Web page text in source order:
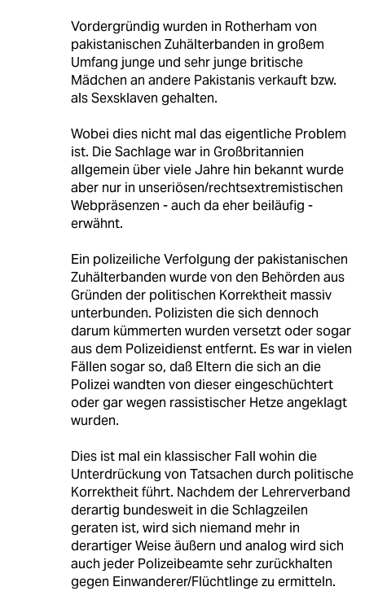
Vordergründig wurden in Rotherham von
pakistanischen Zuhälterbanden in großem
Umfang junge und sehr junge britische
Mädchen an andere Pakistanis verkauft bzw.
als Sexsklaven gehalten.
Wobei dies nicht mal das eigentliche Problem
ist. Die Sachlage war in Großbritannien
allgemein über viele Jahre hin bekannt wurde
aber nur in unseriösen/rechtsextremistischen
Webpräsenzen - auch da eher beiläufig -
erwähnt.
Ein polizeiliche Verfolgung der pakistanischen
Zuhälterbanden wurde von den Behörden aus
Gründen der politischen Korrektheit massiv
unterbunden. Polizisten die sich dennoch
darum kümmerten wurden versetzt oder sogar
aus dem Polizeidienst entfernt. Es war in vielen
Fällen sogar so, daß Eltern die sich an die
Polizei wandten von dieser eingeschüchtert
oder gar wegen rassistischer Hetze angeklagt
wurden.
Dies ist mal ein klassischer Fall wohin die
Unterdrückung von Tatsachen durch politische
Korrektheit führt. Nachdem der Lehrerverband
derartig bundesweit in die Schlagzeilen
geraten ist, wird sich niemand mehr in
derartiger Weise äußern und analog wird sich
auch jeder Polizeibeamte sehr zurückhalten
gegen Einwanderer/Flüchtlinge zu ermitteln.